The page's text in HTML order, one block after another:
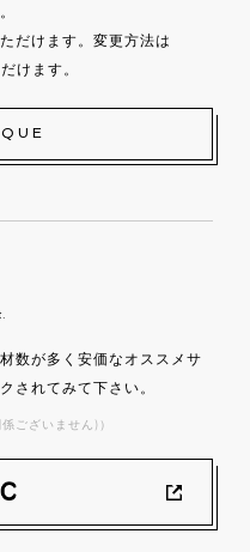
だけます。変更方法は
けます。
数が多く安価なオススメサ
されてみて下さい。
ございません)）